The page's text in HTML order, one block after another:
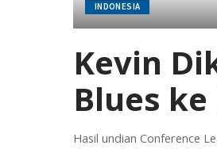
INDONESIA
Kevin
Blues
Hasil undian Conference